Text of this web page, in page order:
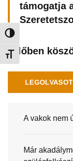
Nagy kontraszt
Betűméret váltása
támogatja
Élőben
A vakok nem
Már